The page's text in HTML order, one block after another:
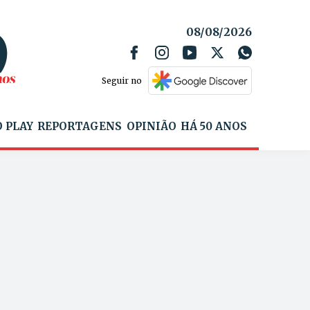
08/08/2026
Seguir no
PLAY REPORTAGENS OPINIÃO HÁ 50 ANOS